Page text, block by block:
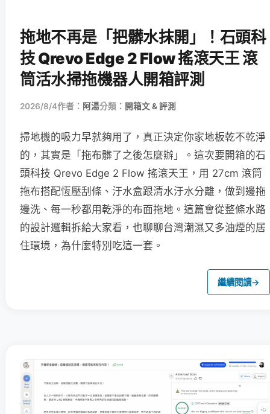
拖地不再是「把髒水抹開」！石頭科
技 Qrevo Edge 2 Flow 搖滾天王 滾
筒活水掃拖機器人開箱評測
2026/8/4作者： 阿湯分類： 開箱文 & 評測
掃地機的吸力早就夠用了，真正決定你家地板乾不乾淨
的，其實是「拖布髒了之後怎麼辦」。這次要開箱的石
頭科技 Qrevo Edge 2 Flow 搖滾天王，用 27cm 滾筒
拖布搭配恆壓刮條、汙水盒跟清水汙水分離，做到邊拖
邊洗、每一秒都用乾淨的布面拖地。這篇會從整條水路
的設計邏輯拆給大家看，也聊聊台灣潮濕又多油煙的居
住環境，為什麼特別吃這一套。
繼續閱讀→